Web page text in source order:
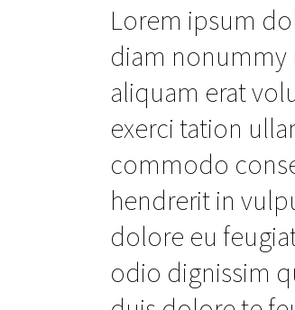
Lorem ipsum
diam
aliquam erat
exerci tation
commodo
hendrerit in
dolore eu
odio dignissim